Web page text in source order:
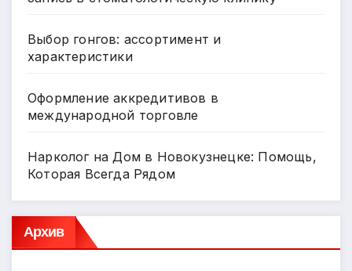
Выбор гонгов: ассортимент и
характеристики
Оформление аккредитивов в
международной торговле
Нарколог на Дом в Новокузнецке: Помощь,
Которая Всегда Рядом
Архив